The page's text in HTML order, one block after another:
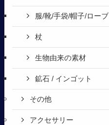
服/靴/手袋/帽子/ローブ
杖
生物由来の素材
鉱石 / インゴット
その他
アクセサリー